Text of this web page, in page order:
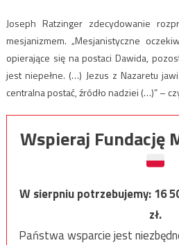
Joseph Ratzinger zdecydowanie
mesjanizmem. „Mesjanistyczne
opierające się na postaci Dawida,
jest niepełne. (…) Jezus z Nazaretu
centralna postać, źródło nadziei (…)” –
Wspieraj Fundację
W sierpniu potrzebujemy:16
zł.
Państwa wsparcie jest